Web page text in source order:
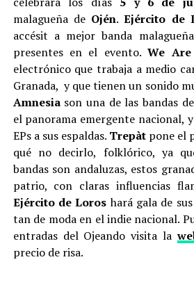
malagueña de Ojén.Ejército de
accésit a mejor banda
presentes en el evento.We
electrónico que trabaja a medio
Granada, y que tienen un sonido
Amnesiason una de las bandas
el panorama emergente nacional,
EPs a sus espaldas. Trepàtpone el
qué no decirlo, folklórico, ya
bandas son andaluzas, estos
patrio, con claras influencias
Ejército de Loros hará gala de
tan de moda en el indie nacional.
entradas del Ojeando visita la
precio de risa.